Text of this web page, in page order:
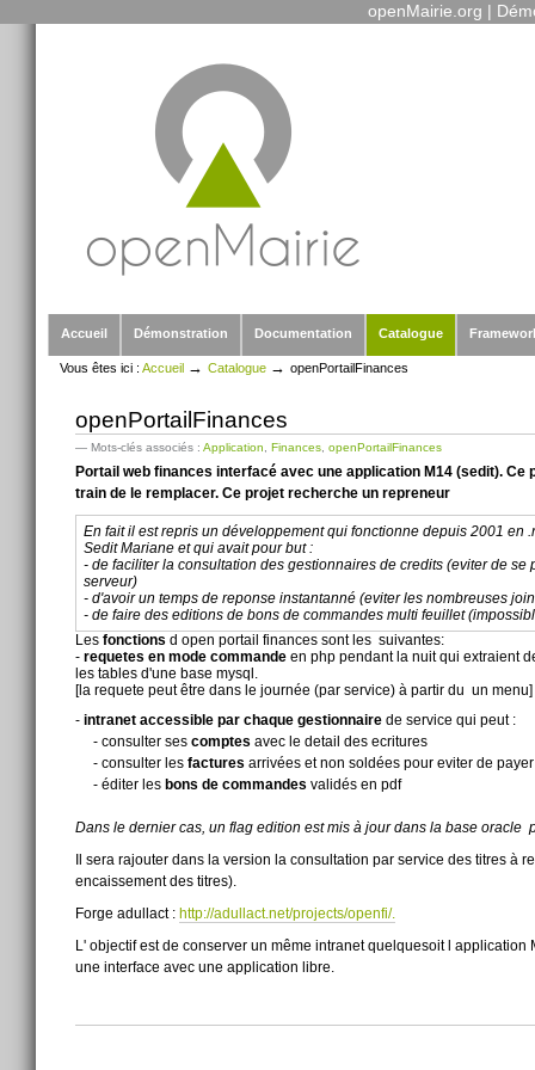
openMairie.org |
Accueil
Démonstration Documentation Catalogue
Vous êtes ici : Accueil → Catalogue → openPortailFinances
openPortailFinances
— Mots-clés associés :Application, Finances,openPortailFinances
Portail web finances interfacé avec une application M14 (sedit).
train de le remplacer. Ce projet recherche un repreneur
En fait il est repris un développement qui fonctionne depuis 2001 en
Sedit Mariane et qui avait pour but :
- de faciliter la consultation des gestionnaires de credits (eviter de
serveur)
- d'avoir un temps de reponse instantanné (eviter les nombreuses
- de faire des editions de bons de commandes multi feuillet
Les fonctions d open portail finances sont les suivantes:
-requetes en mode commande en php pendant la nuit qui extraient
les tables d'une base mysql.
[la requete peut être dans le journée (par service) à partir du un menu]
-intranet accessible par chaque gestionnaire de service qui peut :
- consulter ses comptes avec le detail des ecritures
- consulter lesfactures arrivées et non soldées pour eviter de
- éditer les bons de commandes validés en pdf
Dans le dernier cas, un flag edition est mis à jour dans la base
Il sera rajouter dans la version la consultation par service des titres à
encaissement des titres).
Forge adullact :http://adullact.net/projects/openfi/.
L' objectif est de conserver un même intranet quelquesoit l
une interface avec une application libre.